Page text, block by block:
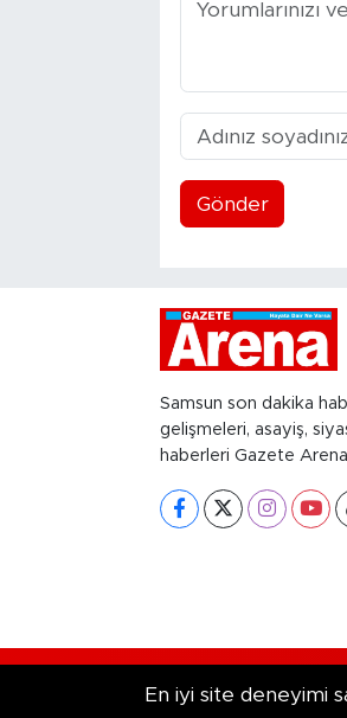
Gönder
Samsun son dakika
gelişmeleri, asayiş,
haberleri Gazete
RSS Copyright
En iyi site deneyimi